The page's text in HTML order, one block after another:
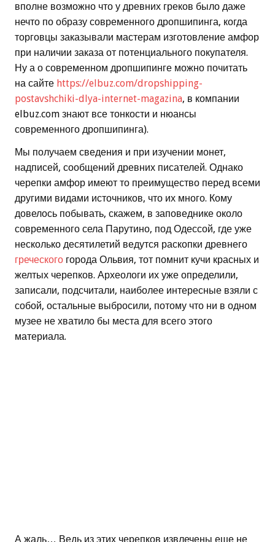
вполне возможно что у древних греков было даже
нечто по образу современного дропшипинга, когда
торговцы заказывали мастерам изготовление амфор
при наличии заказа от потенциального покупателя.
Ну а о современном дропшипинге можно почитать
на сайте https://elbuz.com/dropshipping-
postavshchiki-dlya-internet-magazina, в компании
elbuz.com знают все тонкости и нюансы
современного дропшипинга).
Мы получаем сведения и при изучении монет,
надписей, сообщений древних писателей. Однако
черепки амфор имеют то преимущество перед всеми
другими видами источников, что их много. Кому
довелось побывать, скажем, в заповеднике около
современного села Парутино, под Одессой, где уже
несколько десятилетий ведутся раскопки древнего
греческого города Ольвия, тот помнит кучи красных и
желтых черепков. Археологи их уже определили,
записали, подсчитали, наиболее интересные взяли с
собой, остальные выбросили, потому что ни в одном
музее не хватило бы места для всего этого
материала.
А жаль… Ведь из этих черепков извлечены еще не